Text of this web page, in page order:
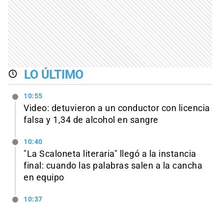
LO ÚLTIMO
10:55
Video: detuvieron a un conductor con licencia
falsa y 1,34 de alcohol en sangre
10:40
"La Scaloneta literaria" llegó a la instancia
final: cuando las palabras salen a la cancha
en equipo
10:37